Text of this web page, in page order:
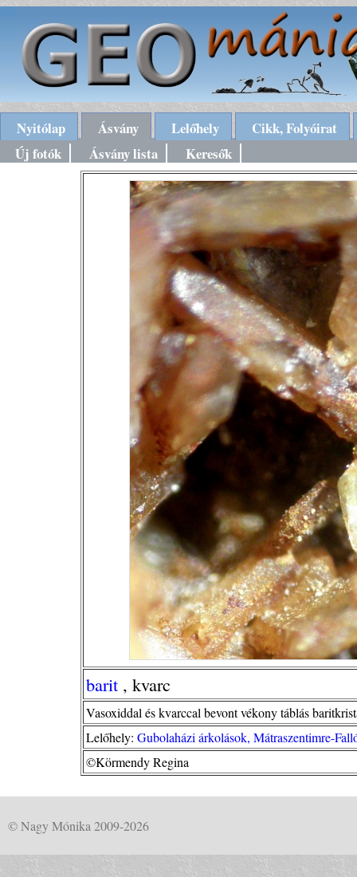
Nyitólap Ásvány Lelőhely
Cikk, Folyóirat
Új fotók
Ásvány lista Keresők
barit , kvarc
Vasoxiddal és kvarccal bevont vékony táblás
Lelőhely: Gubolaházi árkolások, Mátraszentimre-
©Körmendy Regina
© Nagy Mónika 2009-2026